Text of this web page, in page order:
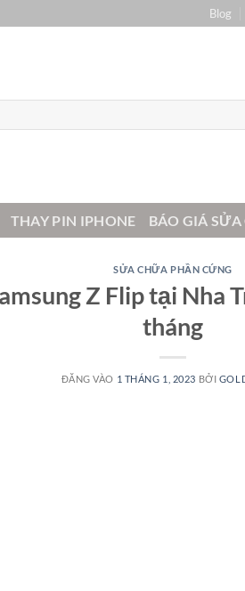
Blog
THAY PIN IPHONE BÁO GIÁ
SỬA CHỮA PHẦN CỨNG
Z Flip tại Nha
tháng
ĐĂNG VÀO 1 THÁNG 1, 2023 BỞI